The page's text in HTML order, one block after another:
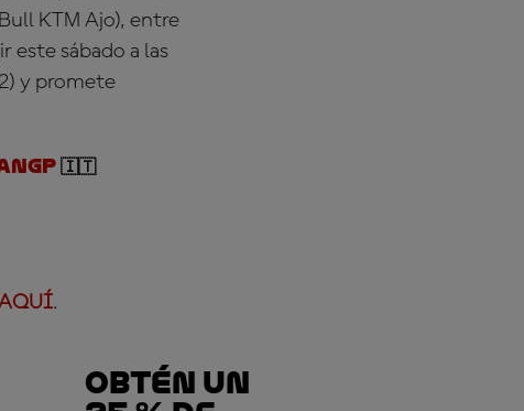
KTM Ajo), entre
este sábado a las
y promete
🇮🇹
.
Obtén un